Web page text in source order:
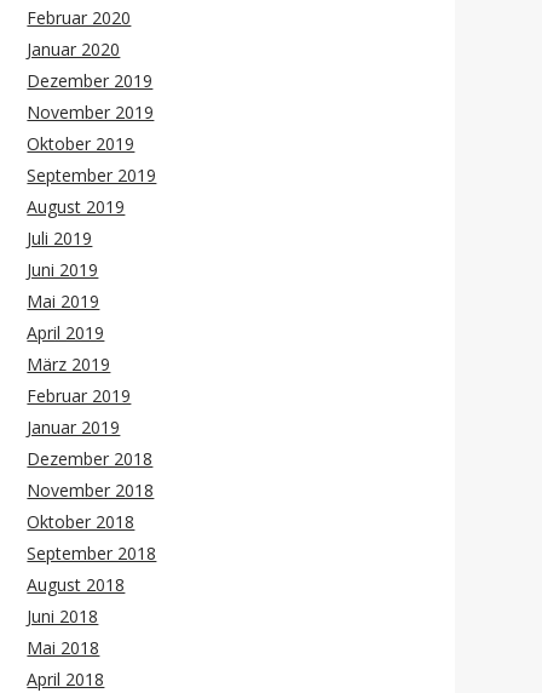
Februar 2020
Januar 2020
Dezember 2019
November 2019
Oktober 2019
September 2019
August 2019
Juli 2019
Juni 2019
Mai 2019
April 2019
März 2019
Februar 2019
Januar 2019
Dezember 2018
November 2018
Oktober 2018
September 2018
August 2018
Juni 2018
Mai 2018
April 2018